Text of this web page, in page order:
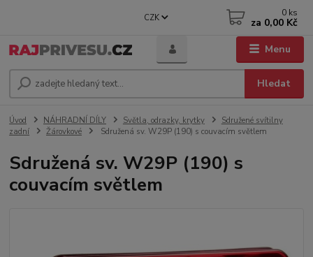
Menu
CZK
Hledat
0 ks
za 0,00 Kč
Úvod NÁHRADNÍ DÍLY Světla, odrazky, krytky
Sdružené svítilny
zadní
Žárovkové Sdružená sv. W29P (190) s couvacím světlem
Sdružená sv. W29P (190) s
couvacím světlem